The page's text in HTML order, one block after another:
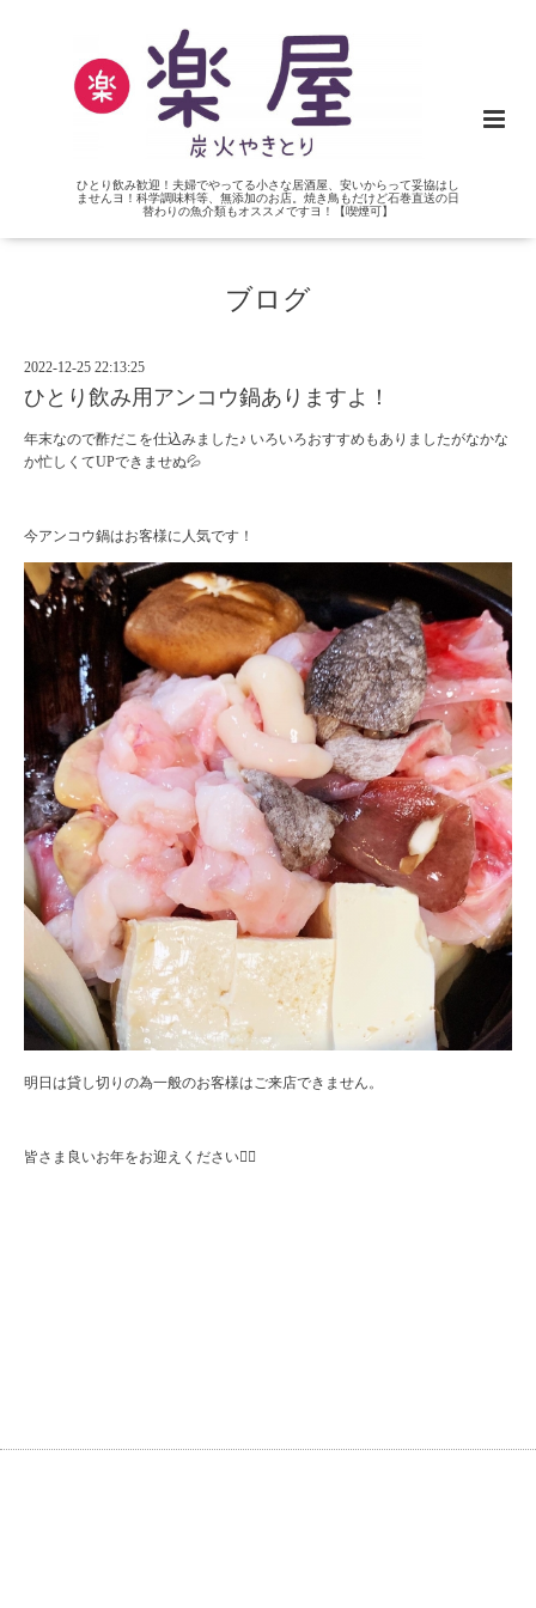
ひとり飲み歓迎！夫婦でやってる小さな居酒屋、安いからって妥協はし
ませんヨ！科学調味料等、無添加のお店。焼き鳥もだけど石巻直送の日
替わりの魚介類もオススメですヨ！【喫煙可】
ブログ
2022-12-25 22:13:25
ひとり飲み用アンコウ鍋ありますよ！
年末なので酢だこを仕込みました♪ いろいろおすすめもありましたがなかな
か忙しくてUPできませぬ💦
今アンコウ鍋はお客様に人気です！
明日は貸し切りの為一般のお客様はご来店できません。
皆さま良いお年をお迎えください🙇‍♂️